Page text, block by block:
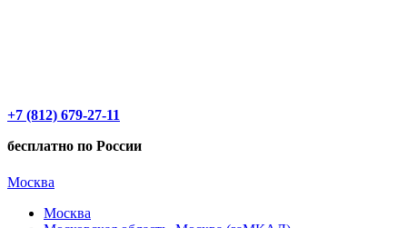
+7 (812) 679-27-11
бесплатно по России
Москва
Москва